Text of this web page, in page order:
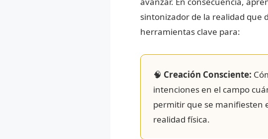
sintonizador de la realidad que
herramientas clave para:
🧠 Creación Consciente:
intenciones en el campo
permitir que se manifiesten
realidad física.